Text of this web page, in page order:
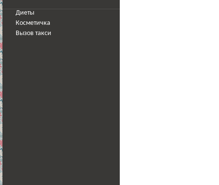
Диеты
Косметичка
Вызов такси